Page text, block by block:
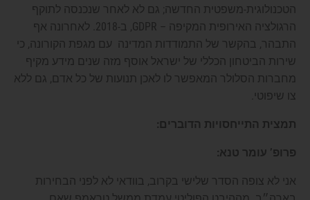
הטכנולוגית-משפטית החדשה; גם לא לאחר שנכנסה לתוקף
הרגולציה האירופית המקיפה – GDPR, ב-2018. לאחרונה אף
התבהר, בהקשר של התמודדות המדינה עם מגפת הקורונה, כי
שירות הביטחון הכללי של ישראל אוסף מזה שנים מידע מקיף
מחברות הסלולר המאפשר לו לאכן תנועות של כל אדם, גם ללא
צו שיפוטי.
תמצית התייחסויות הדוברים:
פרופ’ עומר טנא:
אני לא צופה הסדר שלישי בקרוב, בוודאי לא לפני הבחירות